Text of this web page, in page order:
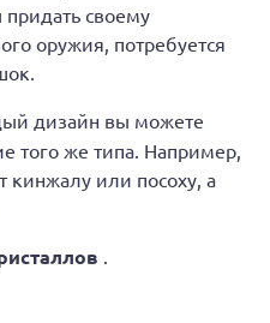
своему
оружия, потребуется
дизайн вы можете
того же типа. Например,
кинжалу или посоху, а
.